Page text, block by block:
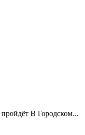
В Городском...